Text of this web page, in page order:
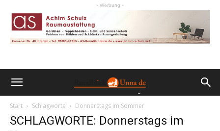
- Werbung -
Start Schlagworte Donnerstags im Sommer
SCHLAGWORTE: Donnerstags im